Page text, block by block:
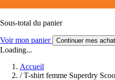
Sous-total du panier
Voir mon panier Continuer mes
Loading...
Accueil
/ T-shirt femme Superdry